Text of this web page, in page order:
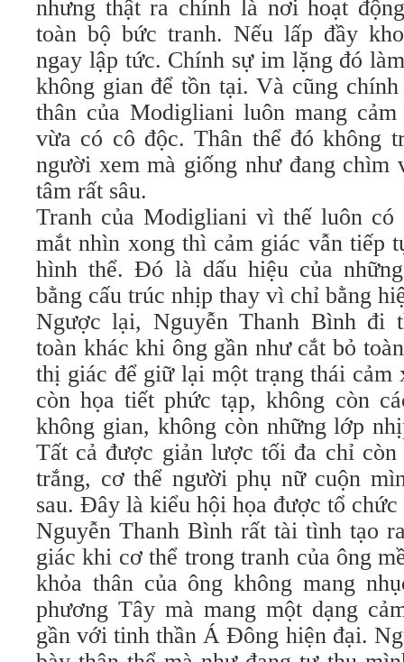
nhưng thật ra chính là nơi hoạt
toàn bộ bức tranh. Nếu lấp đầy
ngay lập tức. Chính sự im lặng đó
không gian để tồn tại. Và cũng
thân của Modigliani luôn mang
vừa có cô độc. Thân thể đó không
người xem mà giống như đang chìm
tâm rất sâu.
Tranh của Modigliani vì thế luôn
mắt nhìn xong thì cảm giác vẫn tiếp
hình thể. Đó là dấu hiệu của
bằng cấu trúc nhịp thay vì chỉ bằng
Ngược lại, Nguyễn Thanh Bình đi
toàn khác khi ông gần như cắt bỏ
thị giác để giữ lại một trạng thái cảm
còn họa tiết phức tạp, không còn
không gian, không còn những lớp
Tất cả được giản lược tối đa chỉ
trắng, cơ thể người phụ nữ cuộn
sau. Đây là kiểu hội họa được tổ
Nguyễn Thanh Bình rất tài tình tạo
giác khi cơ thể trong tranh của ông
khỏa thân của ông không mang
phương Tây mà mang một dạng
gần với tinh thần Á Đông hiện đại.